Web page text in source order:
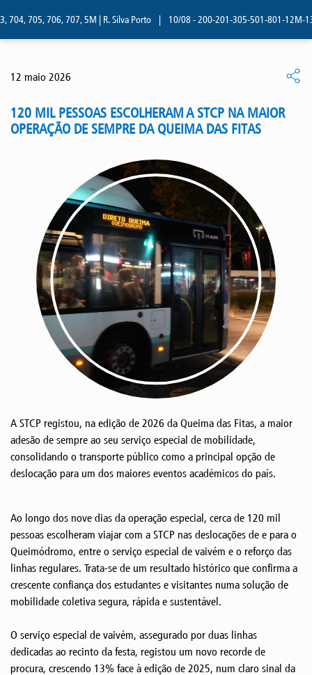
705, 706, 707, 5M | R. Silva Porto | 10/08 - 200-201-305-501-801-12M-
12 maio 2026
120 MIL PESSOAS ESCOLHERAM A STCP NA MAIOR
OPERAÇÃO DE SEMPRE DA QUEIMA DAS FITAS
A STCP registou, na edição de 2026 da Queima das Fitas, a maior
adesão de sempre ao seu serviço especial de mobilidade,
consolidando o transporte público como a principal opção de
deslocação para um dos maiores eventos académicos do país.
Ao longo dos nove dias da operação especial, cerca de 120 mil
pessoas escolheram viajar com a STCP nas deslocações de e para o
Queimódromo, entre o serviço especial de vaivém e o reforço das
linhas regulares. Trata-se de um resultado histórico que confirma a
crescente confiança dos estudantes e visitantes numa solução de
mobilidade coletiva segura, rápida e sustentável.
O serviço especial de vaivém, assegurado por duas linhas
dedicadas ao recinto da festa, registou um novo recorde de
procura, crescendo 13% face à edição de 2025, num claro sinal da